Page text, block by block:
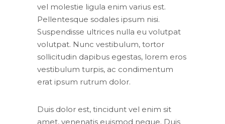
vel molestie ligula enim varius est.
Pellentesque sodales ipsum nisi.
Suspendisse ultrices nulla eu volutpat
volutpat. Nunc vestibulum, tortor
sollicitudin dapibus egestas, lorem eros
vestibulum turpis, ac condimentum
erat ipsum rutrum dolor.
Duis dolor est, tincidunt vel enim sit
amet, venenatis euismod neque. Duis